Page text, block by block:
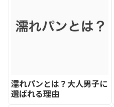
濡れパンとは？大人男子に
選ばれる理由